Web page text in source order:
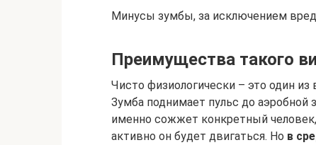
Минусы зумбы, за исключением
Преимущества такого
Чисто физиологически – это один
Зумба поднимает пульс до
именно сожжет конкретный человек,
активно он будет двигаться. Но в